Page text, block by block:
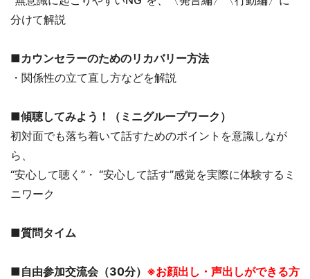
分けて解説
■カウンセラーのためのリカバリー方法
・関係性の立て直し方などを解説
■傾聴してみよう！（ミニグループワーク）
初対面でも落ち着いて話すためのポイントを意識しなが
ら、
“安心して聴く”・ “安心して話す”感覚を実際に体験するミ
ニワーク
■質問タイム
■自由参加交流会（30分） ※お顔出し・声出しができる方